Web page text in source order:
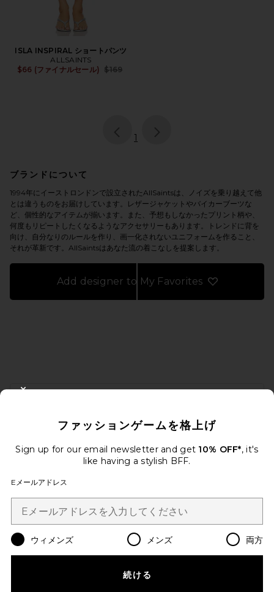
ISLA INSPIRAL ショートパンツ
ALLSAINTS
$66 (ファイナルセール)
Previous price:
$169
page
1
ブランドについて
1994年にイーストロンドンで設立されたAllSaintsは、ノイズを乗り越えて他
とは違うものをお届けしています。レザージャケットやバイカーブーツな
ど、個性的なアイテムが揃います。また、予想もしなかったプリント柄や、
何度もリピートしたくなるようなアクセサリーもあります。トレンドに背を
向け、自分なりのルールを作り、画一化されないユニフォームを作ること、
それが革新です。AllSaintsはあなた流の着こなしを提案します。
Add designer to My Favorites
メールを送信することにより、当社のニュースレターに登録。いつで
Email Address
Change Country Regions
ja USD
ファッションゲームを格上げ
Sign up for our email newsletter and get 10% OFF*, it's
like having a stylish BFF.
Eメールアドレス
ウィメンズ メンズ 両方
続ける